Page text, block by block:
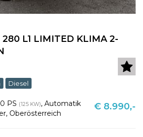
L1 LIMITED KLIMA 2-
Diesel
PS (125 KW), Automatik
, Oberösterreich
€ 8.990,-